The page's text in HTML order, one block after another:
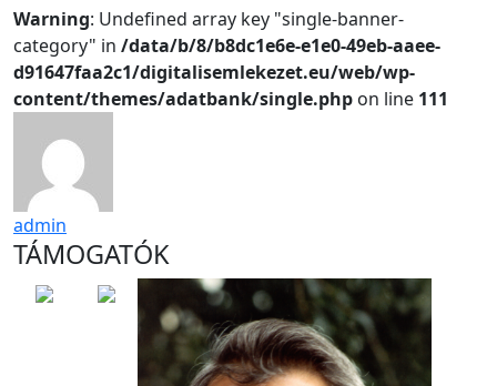
Warning: Undefined array key "single-banner-
category" in /data/b/8/b8dc1e6e-e1e0-49eb-aaee-
d91647faa2c1/digitalisemlekezet.eu/web/wp-
content/themes/adatbank/single.php on line 111
admin
TÁMOGATÓK